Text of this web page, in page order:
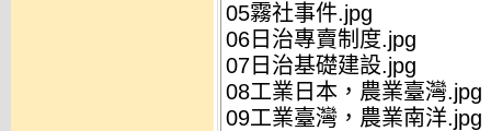
05霧社事件.jpg
06日治專賣制度.jpg
07日治基礎建設.jpg
08工業日本，農業臺灣.jpg
09工業臺灣，農業南洋.jpg